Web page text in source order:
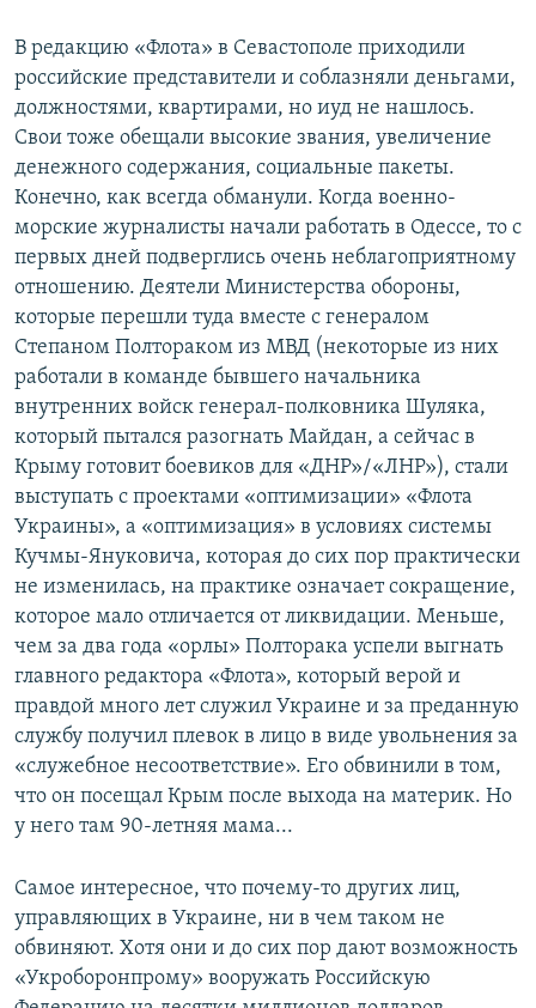
В редакцию «Флота» в Севастополе приходили
российские представители и соблазняли деньгами,
должностями, квартирами, но иуд не нашлось.
Свои тоже обещали высокие звания, увеличение
денежного содержания, социальные пакеты.
Конечно, как всегда обманули. Когда военно-
морские журналисты начали работать в Одессе, то с
первых дней подверглись очень неблагоприятному
отношению. Деятели Министерства обороны,
которые перешли туда вместе с генералом
Степаном Полтораком из МВД (некоторые из них
работали в команде бывшего начальника
внутренних войск генерал-полковника Шуляка,
который пытался разогнать Майдан, а сейчас в
Крыму готовит боевиков для «ДНР»/«ЛНР»), стали
выступать с проектами «оптимизации» «Флота
Украины», а «оптимизация» в условиях системы
Кучмы-Януковича, которая до сих пор практически
не изменилась, на практике означает сокращение,
которое мало отличается от ликвидации. Меньше,
чем за два года «орлы» Полторака успели выгнать
главного редактора «Флота», который верой и
правдой много лет служил Украине и за преданную
службу получил плевок в лицо в виде увольнения за
«служебное несоответствие». Его обвинили в том,
что он посещал Крым после выхода на материк. Но
у него там 90-летняя мама...
Самое интересное, что почему-то других лиц,
управляющих в Украине, ни в чем таком не
обвиняют. Хотя они и до сих пор дают возможность
«Укроборонпрому» вооружать Российскую